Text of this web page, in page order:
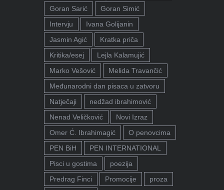
Goran Sarić
Goran Simić
Intervju
Ivana Golijanin
Jasmin Agić
Kratka priča
Kritika/esej
Lejla Kalamujić
Marko Vešović
Melida Travančić
Međunarodni dan pisaca u zatvoru
Natječaji
nedžad ibrahimović
Nenad Veličković
Novi Izraz
Omer Ć. Ibrahimagić
O penovcima
PEN BiH
PEN INTERNATIONAL
Pisci u gostima
poezija
Predrag Finci
Promocije
proza